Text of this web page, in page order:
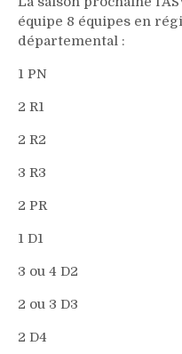
équipe 8 équipes en
départemental :
1 PN
2 R1
2 R2
3 R3
2 PR
1 D1
3 ou 4 D2
2 ou 3 D3
2 D4